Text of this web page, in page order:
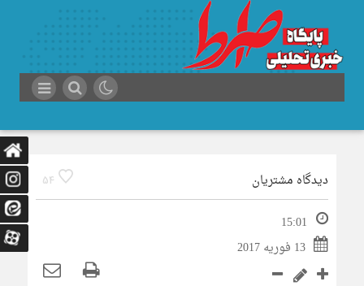
54
دیدگاه مشتریان
15:01
13 فوریه 2017